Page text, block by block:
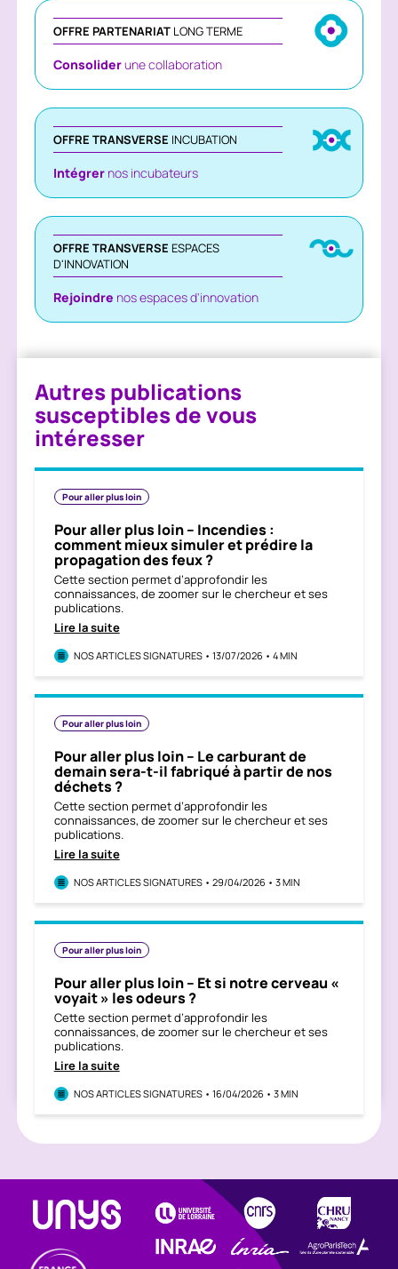
OFFRE PARTENARIAT LONG TERME
Consoliderune collaboration
OFFRE TRANSVERSE INCUBATION
Intégrer nos incubateurs
OFFRE TRANSVERSE ESPACES
D'INNOVATION
Rejoindre nos espaces d'innovation
Autres publications
susceptibles de vous
intéresser
Pour aller plus loin
Pour aller plus loin – Incendies :
comment mieux simuler et prédire la
propagation des feux ?
Cette section permet d’approfondir les
connaissances, de zoomer sur le chercheur et ses
publications.
Lire la suite
NOS ARTICLES SIGNATURES • 13/07/2026 • 4 MIN
Pour aller plus loin
Pour aller plus loin – Le carburant de
demain sera-t-il fabriqué à partir de nos
déchets ?
Cette section permet d’approfondir les
connaissances, de zoomer sur le chercheur et ses
publications.
Lire la suite
NOS ARTICLES SIGNATURES • 29/04/2026 • 3 MIN
Pour aller plus loin
Pour aller plus loin – Et si notre cerveau «
voyait » les odeurs ?
Cette section permet d’approfondir les
connaissances, de zoomer sur le chercheur et ses
publications.
Lire la suite
NOS ARTICLES SIGNATURES • 16/04/2026 • 3 MIN